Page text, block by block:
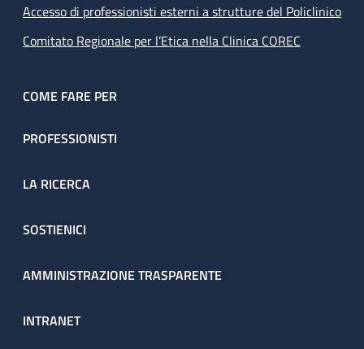
Accesso di professionisti esterni a strutture del Policlinico
Comitato Regionale per l’Etica nella Clinica COREC
COME FARE PER
PROFESSIONISTI
LA RICERCA
SOSTIENICI
AMMINISTRAZIONE TRASPARENTE
INTRANET